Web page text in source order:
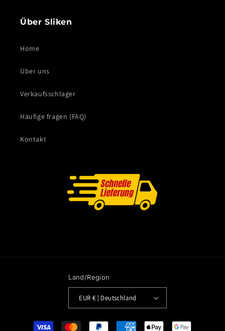
Über Sliken
Home
Über uns
Verkaufsschlager
Häufige fragen (FAQ)
Kontakt
Land/Region
EUR € | Deutschland
Zahlungsmethoden